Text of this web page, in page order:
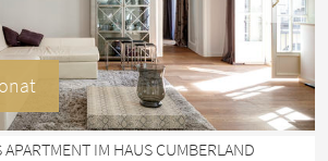
APARTMENT IM HAUS CUMBERLAND